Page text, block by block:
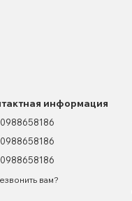
информация
вам?